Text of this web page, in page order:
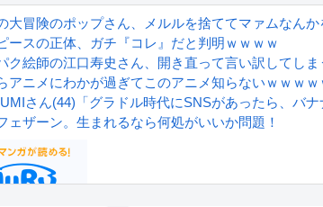
万部売れるｗｗｗｗｗ
大冒険のポップさん、メルルを捨ててマァムなんか
ースの正体、ガチ『コレ』だと判明ｗｗｗｗ
ク絵師の江口寿史さん、開き直って言い訳してし
アニメにわかが過ぎてこのアニメ知らないｗｗｗｗ
さん(44)「グラドル時代にSNSがあったら、バ
ェザーン。生まれるなら何処がいいか問題！